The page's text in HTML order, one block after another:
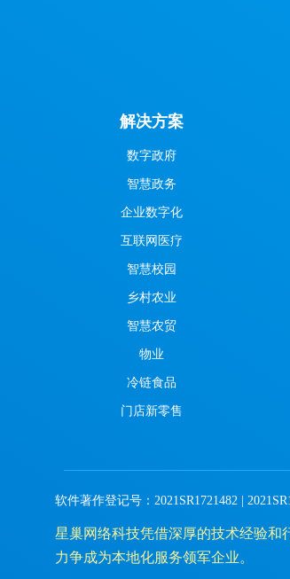
解决方案
数字政府
智慧政务
企业数字化
互联网医疗
智慧校园
乡村农业
智慧农贸
物业
冷链食品
门店新零售
软件著作登记号：2021SR1721482 |
星巢网络科技凭借深厚的技术经验和
力争成为本地化服务领军企业。